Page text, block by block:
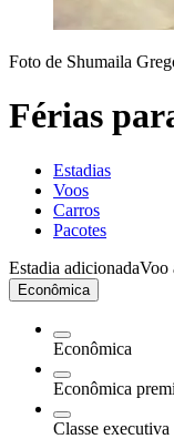
Foto de Shumaila
Férias
Estadias
Voos
Carros
Pacotes
Estadia adicionadaVoo
Econômica
Econômica
Econômica
Classe executiva